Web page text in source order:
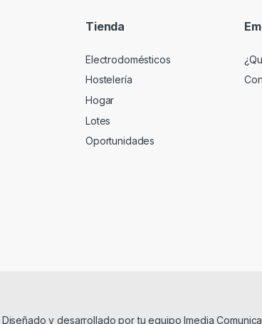
Tienda
Electrodomésticos
Hostelería
Hogar
Lotes
Oportunidades
Diseñado y desarrollado por tu equipoImedia